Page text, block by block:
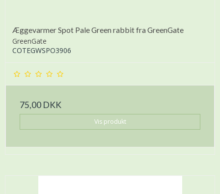
Æggevarmer Spot Pale Green rabbit fra GreenGate
GreenGate
COTEGWSPO3906
75,00 DKK
Vis produkt